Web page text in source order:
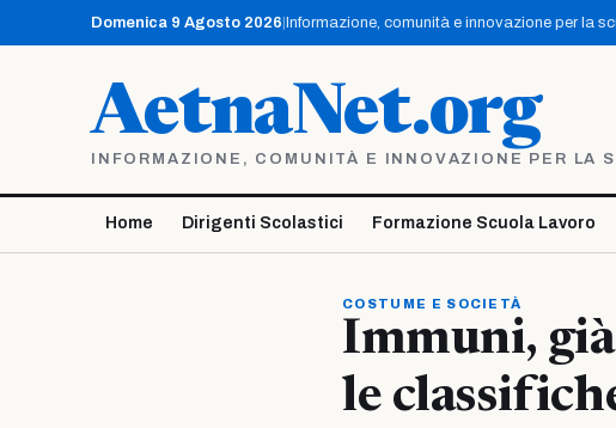
contenuto
Domenica 9 Agosto 2026 Informazione, comunità e innovazione per la
AetnaNet.org
INFORMAZIONE, COMUNITÀ E INNOVAZIONE PER LA
Home Dirigenti Scolastici Formazione Scuola Lavoro
COSTUME E SOCIETÀ
Immuni,
le